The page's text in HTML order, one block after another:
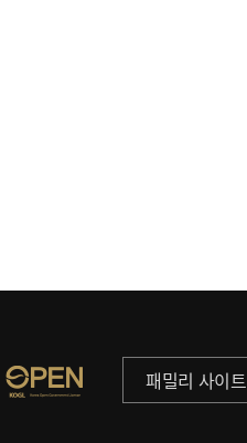
패밀리 사이트